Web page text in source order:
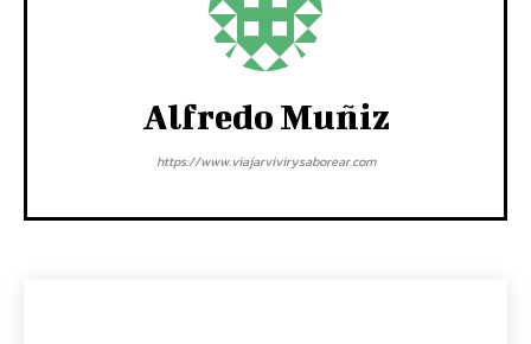
Alfredo Muñiz
https://www.viajarvivirysaborear.com